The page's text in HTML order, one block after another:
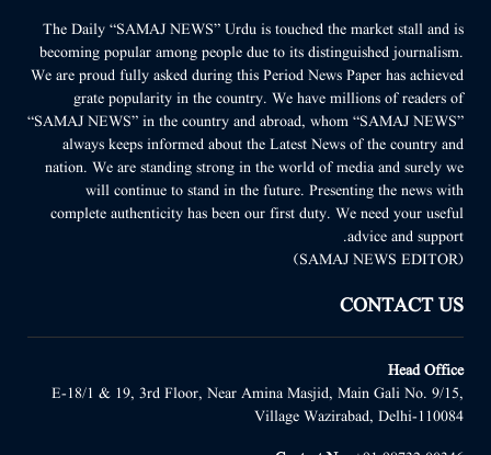
The Daily “SAMAJ NEWS” Urdu is touched the market stall and is
becoming popular among people due to its distinguished journalism.
We are proud fully asked during this Period News Paper has achieved
grate popularity in the country. We have millions of readers of
“SAMAJ NEWS” in the country and abroad, whom “SAMAJ NEWS”
always keeps informed about the Latest News of the country and
nation. We are standing strong in the world of media and surely we
will continue to stand in the future. Presenting the news with
complete authenticity has been our first duty. We need your useful
advice and support.
(SAMAJ NEWS EDITOR)
CONTACT US
Head Office
E-18/1 & 19, 3rd Floor, Near Amina Masjid, Main Gali No. 9/15,
Village Wazirabad, Delhi-110084